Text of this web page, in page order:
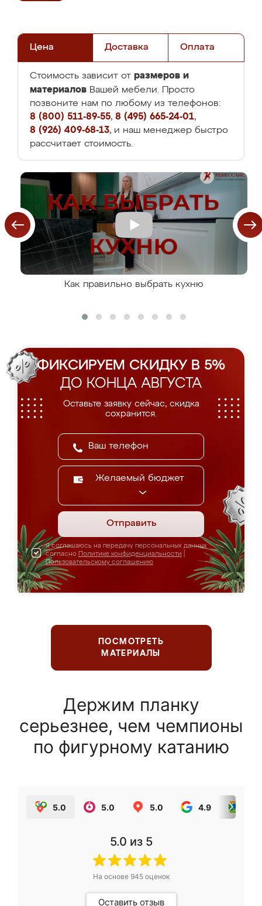
Цена Доставка Оплата
Стоимость зависит от размеров и
материалов Вашей мебели. Просто
позвоните нам по любому из телефонов:
8 (800) 511-89-55, 8 (495) 665-24-01,
8 (926) 409-68-13, и наш менеджер быстро
рассчитает стоимость.
Как правильно выбрать кухню
ФИКСИРУЕМ СКИДКУ В 5%
ДО КОНЦА АВГУСТА
Оставьте заявку сейчас, скидка
сохранится.
Желаемый бюджет
Отправить
Я соглашаюсь на передачу персональных данных
согласно Политике конфиденциальности
Пользовательскому соглашению
ПОСМОТРЕТЬ
МАТЕРИАЛЫ
Держим планку
серьезнее, чем чемпионы
по фигурному катанию
5.0 5.0 5.0 4.9
5.0 из 5
На основе 945оценок
Оставить отзыв